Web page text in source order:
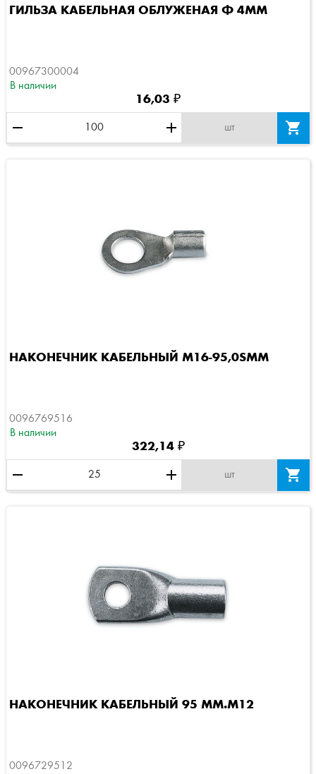
ГИЛЬЗА КАБЕЛЬНАЯ ОБЛУЖЕНАЯ Ф 4ММ
00967300004
В наличии
16,03 ₽
remove add шт 
НАКОНЕЧНИК КАБЕЛЬНЫЙ M16-95,0SMM
0096769516
В наличии
322,14 ₽
remove add шт 
НАКОНЕЧНИК КАБЕЛЬНЫЙ 95 ММ.М12
0096729512